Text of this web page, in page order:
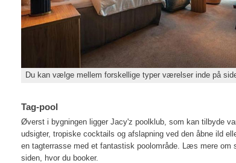
Du kan vælge mellem forskellige typer værelser inde på
Tag-pool
Øverst i bygningen ligger Jacy'z poolklub, som kan tilbyde
udsigter, tropiske cocktails og afslapning ved den åbne ild
en tagterrasse med et fantastisk poolområde. Læs mere om
siden, hvor du booker.